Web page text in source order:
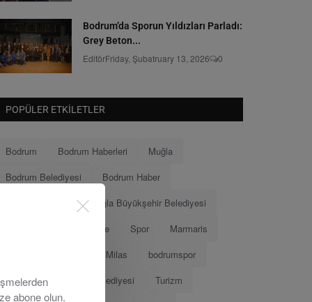
Bodrum’da Sporun Yıldızları Parladı:
Grey Beton...
EditörFriday, Şubatruary 13, 2026 0
POPÜLER ETKILETLER
Bodrum Bodrum Haberleri
Muğla
Bodrum Belediyesi
Bodrum Haber
Muğla Büyükşehir Belediyesi
Menteşe Spor
Marmaris
Milas
bodrumspor
Eğitim
Marmaris Belediyesi
Turizm
abone olun.